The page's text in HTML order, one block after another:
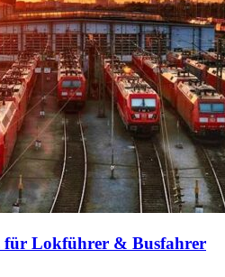
für Lokführer & Busfahrer